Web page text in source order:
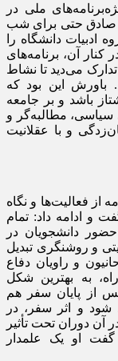
ملی در
صادق حتی برای شب
ادبیات دانشگاه را
آن، برنامه‌های
می‌دید تا نشاط
باورش این بود که
باشد و بر جامعه
سیاسی، مطالبه‌گر و
و با عقلانیت
فعالیت‌ها و نگاه
و ادامه داد: تمام
دانشجویان در
و روشنگری تبدیل
و راویان دفاع
به بهترین شکل
از پایان سفر هم
شود و اثر سفر، در
آن دوران تحت تأثیر
گفت او یک علمدار